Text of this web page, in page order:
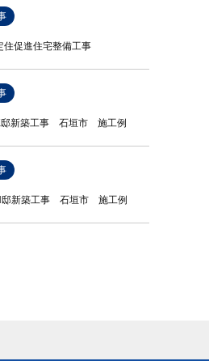
住促進住宅整備工事
新築工事 石垣市 施工例
新築工事 石垣市 施工例